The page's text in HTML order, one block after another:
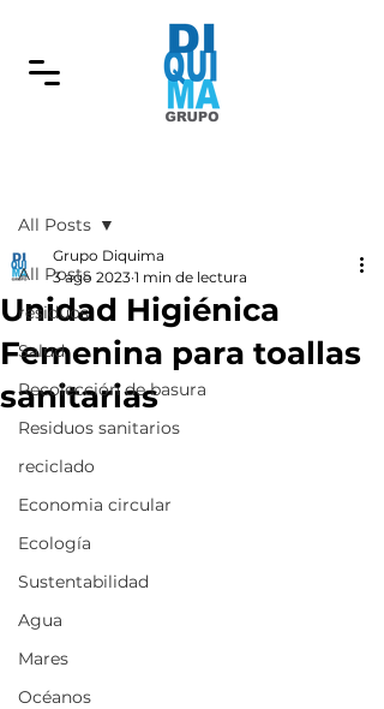
All Posts
residuos
Salud
Recolección de basura
Residuos sanitarios
reciclado
Economia circular
Ecología
Sustentabilidad
Agua
Mares
Océanos
All Posts
Unidad Higiénica
Femenina para toallas
sanitarias
Grupo Diquima
3 ago 2023 1 min de lectura